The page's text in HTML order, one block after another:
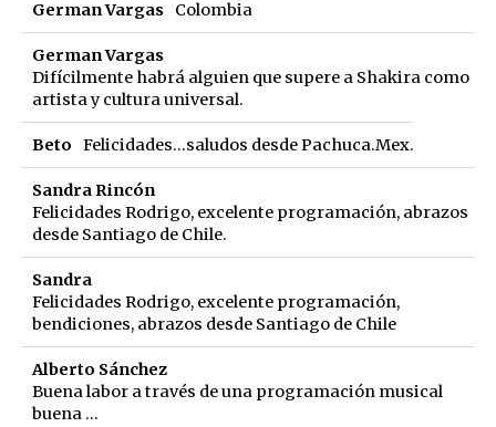
German Vargas Colombia
German Vargas
Difícilmente habrá alguien que supere a Shakira como
artista y cultura universal.
Beto Felicidades...saludos desde Pachuca.Mex.
Sandra Rincón
Felicidades Rodrigo, excelente programación, abrazos
desde Santiago de Chile.
Sandra
Felicidades Rodrigo, excelente programación,
bendiciones, abrazos desde Santiago de Chile
Alberto Sánchez
Buena labor a través de una programación musical
buena ...